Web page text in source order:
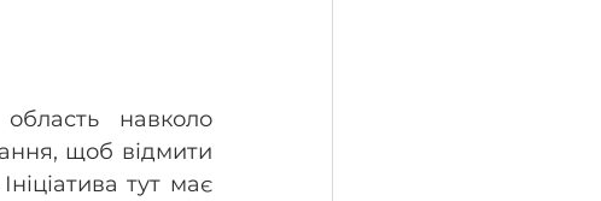
навколо
щоб відмити
тут має